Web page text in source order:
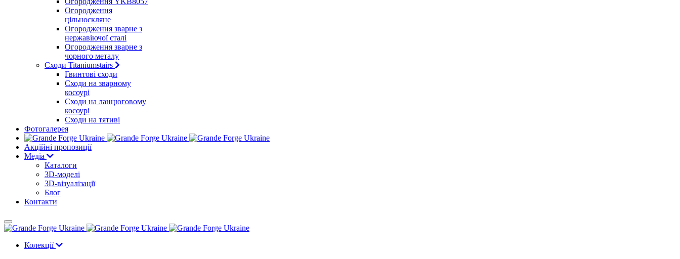
Огородження
цільноскляне
Огородження зварне з
нержавіючої сталі
Огородження зварне з
чорного металу
Сходи Titaniumstairs
Гвинтові сходи
Cходи на зварному
косоурі
Сходи на ланцюговому
косоурі
Cходи на тятиві
Фотогалерея
Акційні пропозиції
Медіа
Каталоги
3D-моделі
3D-візуалізації
Блог
Контакти
Колекції